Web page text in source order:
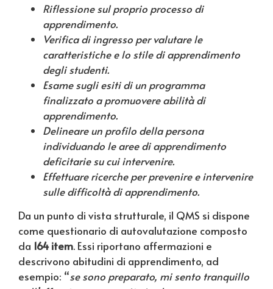
Riflessione sul proprio processo di
apprendimento.
Verifica di ingresso per valutare le
caratteristiche e lo stile di apprendimento
degli studenti.
Esame sugli esiti di un programma
finalizzato a promuovere abilità di
apprendimento.
Delineare un profilo della persona
individuando le aree di apprendimento
deficitarie su cui intervenire.
Effettuare ricerche per prevenire e intervenire
sulle difficoltà di apprendimento.
Da un punto di vista strutturale, il QMS si dispone
come questionario di autovalutazione composto
da 164 item. Essi riportano affermazioni e
descrivono abitudini di apprendimento, ad
esempio: “se sono preparato, mi sento tranquillo